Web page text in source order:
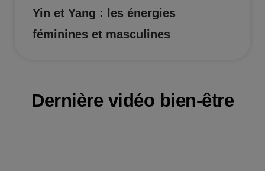
Yin et Yang : les énergies
féminines et masculines
Dernière vidéo bien-être